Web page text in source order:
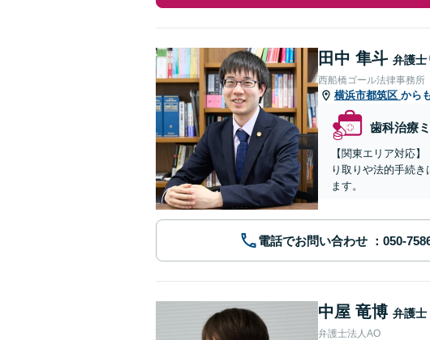
田中 隼斗 弁護士
西船橋ゴール法律事務所
横浜市都筑区 から
歯科治療
【関東エリア対応
り取りや法的手続
ます。
電話でお問い合わせ
中屋 竜博 弁護士
弁護士法人AO